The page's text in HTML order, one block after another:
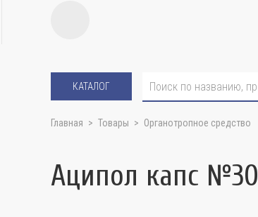
КАТАЛОГ
Главная Товары Органотропное средство
Аципол капс №30